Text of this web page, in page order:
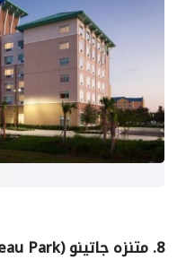
8. متنزه جاتينو (Gatineau Park)